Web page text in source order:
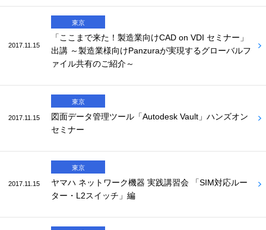
2017.11.15
東京
「ここまで来た！製造業向けCAD on VDI セミナー」
出講 ～製造業様向けPanzuraが実現するグローバルフ
ァイル共有のご紹介～
2017.11.15
東京
図面データ管理ツール「Autodesk Vault」ハンズオン
セミナー
2017.11.15
東京
ヤマハ ネットワーク機器 実践講習会 「SIM対応ルー
ター・L2スイッチ」編